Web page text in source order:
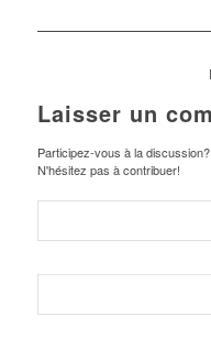
Laisser un
Participez-vous à la discussion?
N'hésitez pas à contribuer!